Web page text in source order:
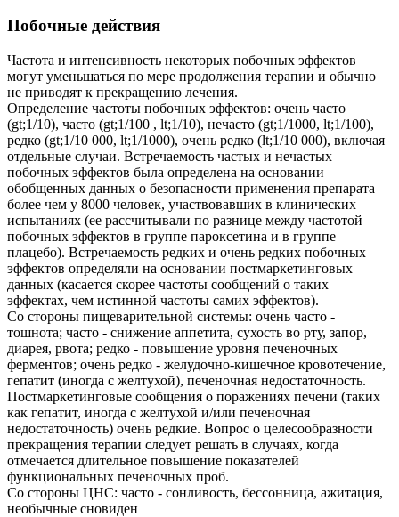
Побочные действия
Частота и интенсивность некоторых побочных эффектов
могут уменьшаться по мере продолжения терапии и обычно
не приводят к прекращению лечения.
Определение частоты побочных эффектов: очень часто
(gt;1/10), часто (gt;1/100 , lt;1/10), нечасто (gt;1/1000, lt;1/100),
редко (gt;1/10 000, lt;1/1000), очень редко (lt;1/10 000), включая
отдельные случаи. Встречаемость частых и нечастых
побочных эффектов была определена на основании
обобщенных данных о безопасности применения препарата
более чем у 8000 человек, участвовавших в клинических
испытаниях (ее раcсчитывали по разнице между частотой
побочных эффектов в группе пароксетина и в группе
плацебо). Встречаемость редких и очень редких побочных
эффектов определяли на основании постмаркетинговых
данных (касается скорее частоты сообщений о таких
эффектах, чем истинной частоты самих эффектов).
Со стороны пищеварительной системы: очень часто -
тошнота; часто - снижение аппетита, сухость во рту, запор,
диарея, рвота; редко - повышение уровня печеночных
ферментов; очень редко - желудочно-кишечное кровотечение,
гепатит (иногда с желтухой), печеночная недостаточность.
Постмаркетинговые сообщения о поражениях печени (таких
как гепатит, иногда с желтухой и/или печеночная
недостаточность) очень редкие. Вопрос о целесообразности
прекращения терапии следует решать в случаях, когда
отмечается длительное повышение показателей
функциональных печеночных проб.
Со стороны ЦНС: часто - сонливость, бессонница, ажитация,
необычные сновиден